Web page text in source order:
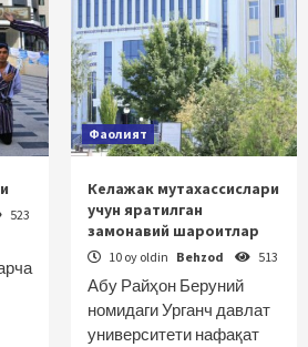
523
Фаолият
Келажак мутахассислари
учун яратилган
замонавий шароитлар
10 oy oldin Behzod 513
Абу Райҳон Беруний
номидаги Урганч давлат
университети нафақат